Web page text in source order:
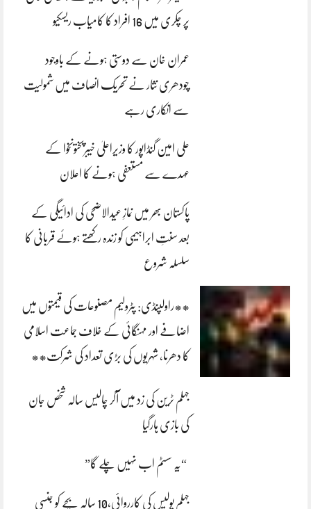
پر چکری میں 16 افراد کا کامیاب ریسکیو
عمران خان سے دوستی ہونے کے باوجود
چودھری نثار نے تحریک انصاف میں شمولیت
سے انکاری رہے
علی امین گنڈاپور کا وزیراعلیٰ خیبرپختونخوا کے
عہدے سے مستعفی ہونے کا اعلان
پاکستان بھر میں نمازِ عیدالاضحی کی ادائیگی کے
بعد سنتِ ابراہیمی کو زندہ رکھتے ہوئے قربانی کا
سلسلہ شروع
**راولپنڈی: پٹرولیم مصنوعات کی قیمتوں میں
اضافے اور مہنگائی کے خلاف جماعت اسلامی
کا دھرنا، شہریوں کی بڑی تعداد کی شرکت**
جہلم ٹرین کی زد میں آکر چالیس سالہ شخص جان
کی بازی ہارگیا
“یہ سسٹم اب نہیں چلے گا”
جہلم پولیس کی کارروائی،10 سالہ بچے کو جنسی